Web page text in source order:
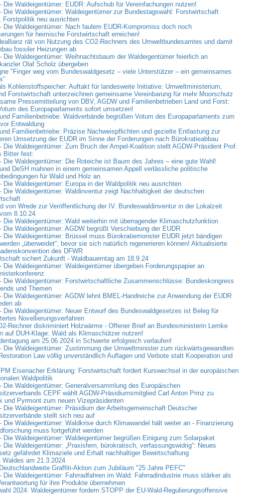
Die Waldeigentümer: EUDR: Aufschub für Vereinfachungen nutzen!
Die Waldeigentümer: Waldeigentümer zur Bundestagswahl: Forstwirtschaft
Forstpolitik neu ausrichten
Die Waldeigentümer: Nach faulem EUDR-Kompromiss doch noch
für heimische Forstwirtschaft erreichen!
rät von Nutzung des CO2-Rechners des Umweltbundesamtes und damit
fossiler Heizungen ab
Die Waldeigentümer: Weihnachtsbaum der Waldeigentümer feierlich an
Olaf Scholz übergeben
"Finger weg vom Bundeswaldgesetz – viele Unterstützer – ein gemeinsames
Kohlenstoffspeicher: Auftakt für landesweite Initiative: Umweltministerium,
Forstwirtschaft unterzeichnen gemeinsame Vereinbarung für mehr Moorschutz
Pressemitteilung von DBV, AGDW und Familienbetrieben Land und Forst:
des Europaparlaments sofort umsetzen!
Familienbetriebe: Waldverbände begrüßen Votum des Europaparlaments zum
Entwaldung
Familienbetriebe: Präzise Nachweispflichten und gezielte Entlastung zur
Umsetzung der EUDR im Sinne der Forderungen nach Bürokratieabbau
Die Waldeigentümer: Zum Bruch der Ampel-Koalition stellt AGDW-Präsident Prof.
Bitter fest:
Die Waldeigentümer: Die Roteiche ist Baum des Jahres – eine gute Wahl!
DeSH mahnen in einem gemeinsamen Appell verlässliche politische
für Wald und Holz an.
Die Waldeigentümer: Europa in der Waldpolitik neu ausrichten
Die Waldeigentümer: Waldinventur zeigt Nachhaltigkeit der deutschen
von Wrede zur Veröffentlichung der IV. Bundeswaldinventur in der Lokalzeit
8.10.24
Die Waldeigentümer: Wald weiterhin mit überragender Klimaschutzfunktion
Die Waldeigentümer: AGDW begrüßt Verschiebung der EUDR
Die Waldeigentümer: Brüssel muss Bürokratiemonster EUDR jetzt bändigen
„überweidet“, bevor sie sich natürlich regenerieren können! Aktualisierte
des DFWR
sichert Zukunft - Waldbauerntag am 18.9.24
Die Waldeigentümer: Waldeigentümer übergeben Forderungspapier an
Die Waldeigentümer: Forstwirtschaftliche Zusammenschlüsse: Bundeskongress
und Themen
Die Waldeigentümer: AGDW lehnt BMEL-Handreiche zur Anwendung der EUDR
ab
Die Waldeigentümer: Neuer Entwurf des Bundeswaldgesetzes ist Beleg für
Novellierungsverfahren
Rechner diskriminiert Holzwärme - Offener Brief an Bundesministerin Lemke
auf DUH-Klage: Wald als Klimaschützer nutzen!
am 25.06.2024 in Schwerte erfolgreich verlaufen!
Die Waldeigentümer: Zustimmung der Umweltminister zum rückwärtsgewandten
Law völlig unverständlich Auflagen und Verbote statt Kooperation und
PM Eisenacher Erklärung: Forstwirtschaft fordert Kurswechsel in der europäischen
Waldpolitik
Die Waldeigentümer: Generalversammlung des Europäischen
CEPF wählt AGDW-Präsidiumsmitglied Carl Anton Prinz zu
und Pyrmont zum neuen Vizepräsidenten
Die Waldeigentümer: Präsidium der Arbeitsgemeinschaft Deutscher
stellt sich neu auf
Die Waldeigentümer: Waldkrise durch Klimawandel hält weiter an - Finanzierung
muss fortgeführt werden
Die Waldeigentümer: Waldeigentümer begrüßen Einigung zum Solarpaket
Die Waldeigentümer: „Praxisfern, bürokratisch, verfassungswidrig“: Neues
gefährdet Klimaziele und Erhalt nachhaltiger Bewirtschaftung
Waldes am 21.3.2024
Graffiti-Aktion zum Jubiläum "25 Jahre PEFC"
Die Waldeigentümer: Fahrradfahren im Wald: Fahrradindustrie muss stärker als
für ihre Produkte übernehmen
2024: Waldeigentümer fordern STOPP der EU-Wald-Regulierungsoffensive